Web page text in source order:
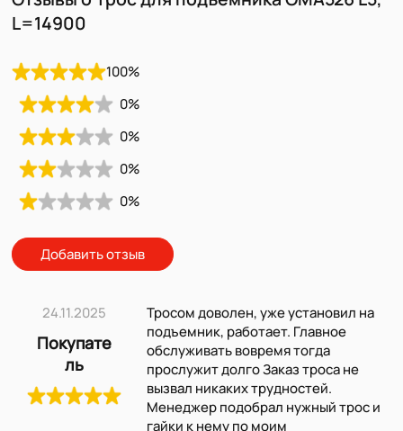
L=14900
100%
0%
0%
0%
0%
Добавить отзыв
24.11.2025
Покупате
ль
Тросом доволен, уже установил на
подъемник, работает. Главное
обслуживать вовремя тогда
прослужит долго Заказ троса не
вызвал никаких трудностей.
Менеджер подобрал нужный трос и
гайки к нему по моим